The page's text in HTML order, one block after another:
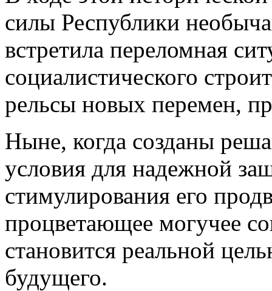
силы Республики
встретила переломная
социалистического
рельсы новых перемен,
Ныне, когда созданы
условия для надежной
стимулирования его
процветающее могучее
становится реальной
будущего.